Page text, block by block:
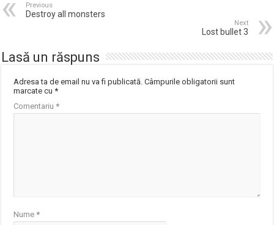
Previous
Destroy all monsters
Next
Lost bullet 3
Lasă un răspuns
Adresa ta de email nu va fi publicată. Câmpurile obligatorii sunt
marcate cu*
Comentariu*
Nume*